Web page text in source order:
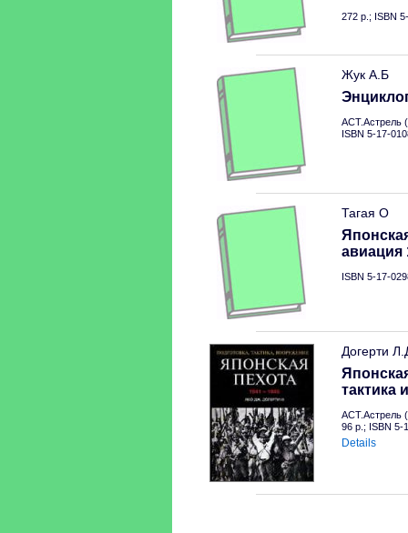
272 p.; ISBN
Жук А.Б
АСТ.Астрель
ISBN 5-17-
Тагая О
авиация
ISBN 5-17-
Догерти
тактика
АСТ.Астрель
96 p.; ISBN 5-
Details